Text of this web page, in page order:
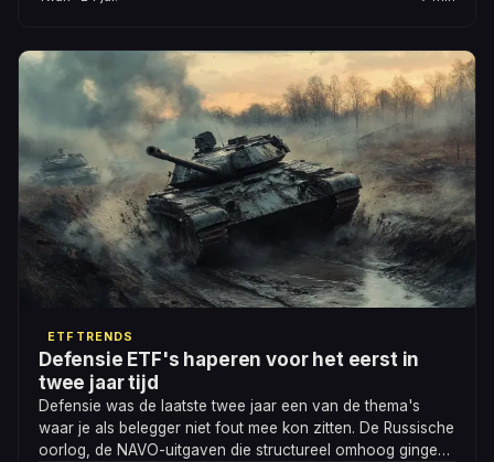
ETF TRENDS
Defensie ETF's haperen voor het eerst in
twee jaar tijd
Defensie was de laatste twee jaar een van de thema's
waar je als belegger niet fout mee kon zitten. De Russische
oorlog, de NAVO-uitgaven die structureel omhoog gingen,